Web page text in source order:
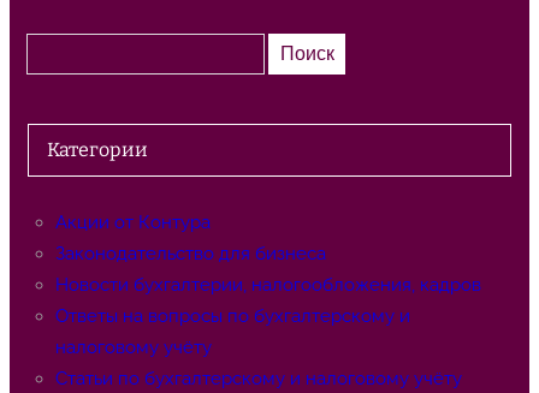
о
к
Поиск
Категории
Акции от Контура
Законодательство для бизнеса
Новости бухгалтерии, налогообложения, кадров
Ответы на вопросы по бухгалтерскому и
налоговому учёту
Статьи по бухгалтерскому и налоговому учёту